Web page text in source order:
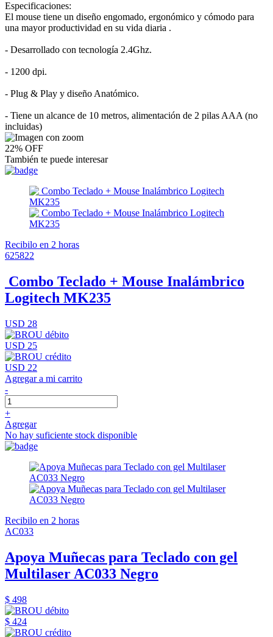
Especificaciones:
El mouse tiene un diseño engomado, ergonómico y cómodo para
una mayor productividad en su vida diaria .
- Desarrollado con tecnología 2.4Ghz.
- 1200 dpi.
- Plug & Play y diseño Anatómico.
- Tiene un alcance de 10 metros, alimentación de 2 pilas AAA (no
incluidas)
22% OFF
También te puede interesar
Recibilo en 2 horas
625822
Combo Teclado + Mouse Inalámbrico
Logitech MK235
USD 28
USD 25
USD 22
Agregar a mi carrito
-
+
Agregar
No hay suficiente stock disponible
Recibilo en 2 horas
AC033
Apoya Muñecas para Teclado con gel
Multilaser AC033 Negro
$ 498
$ 424